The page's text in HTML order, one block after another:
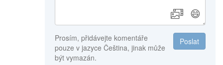
😄
Poslat
Prosím, přidávejte komentáře
pouze v jazyce Čeština, jinak může
být vymazán.